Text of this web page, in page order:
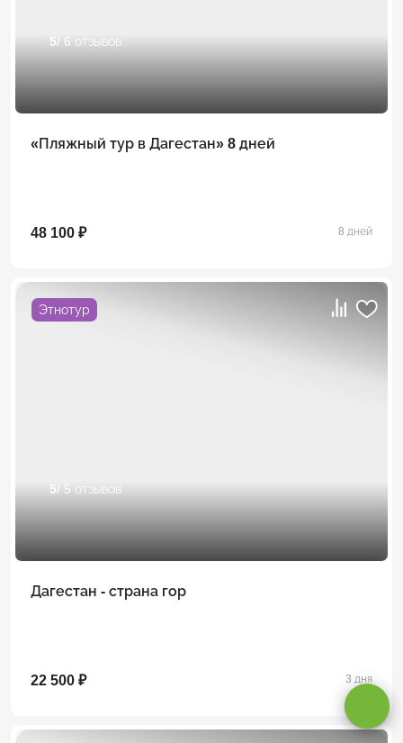
5/ 6 отзывов
«Пляжный тур в Дагестан» 8 дней
48 100 ₽ 8 дней
Этнотур
5/ 5 отзывов
Дагестан - страна гор
22 500 ₽ 3 дня